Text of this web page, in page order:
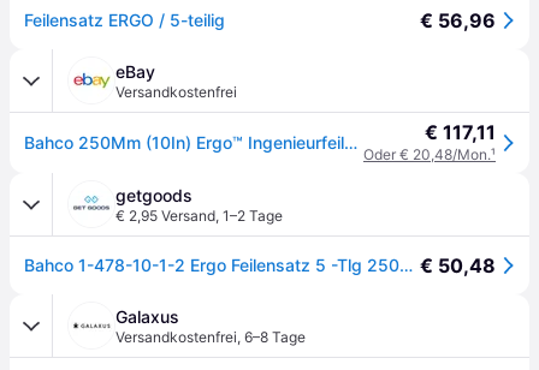
Feilensatz ERGO / 5-teilig € 56,96
eBay
Versandkostenfrei
Bahco 250Mm (10In) Ergo™ Ingenieurfeilen Set, 5 Teile BAH47810 € 117,11
Oder € 20,48/Mon.¹
getgoods
€ 2,95 Versand, 1–2 Tage
Bahco 1-478-10-1-2 Ergo Feilensatz 5 -Tlg 250mm Hieb 1 & 2 1 St. € 50,48
Galaxus
Versandkostenfrei, 6–8 Tage